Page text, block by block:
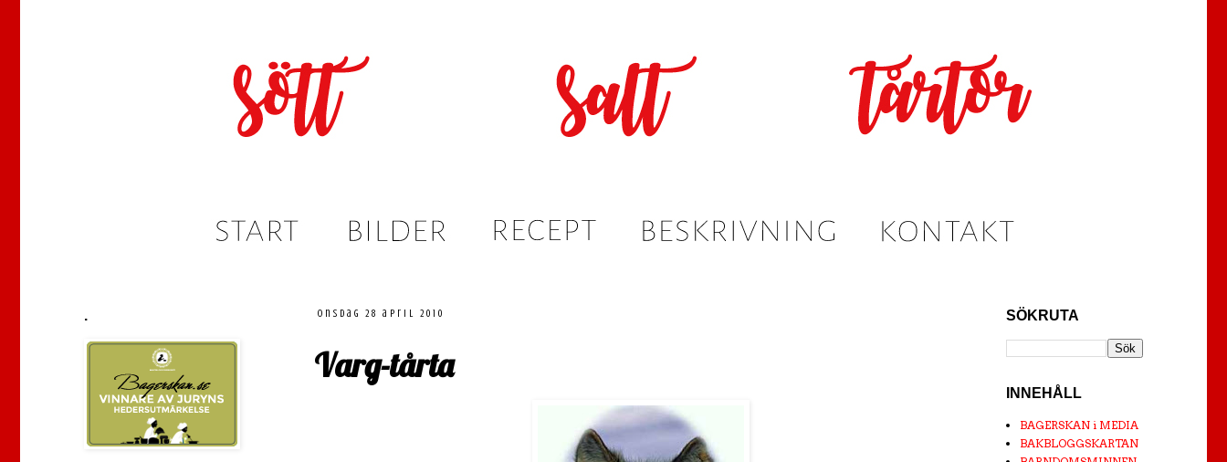
onsdag 28 april 2010
Varg-tårta
. SÖKRUTA
INNEHÅLL
BAGERSKAN i MEDIA
BAKBLOGGSKARTAN